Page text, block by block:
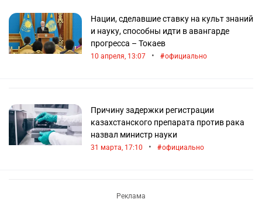
Нации, сделавшие ставку на культ знаний
и науку, способны идти в авангарде
прогресса – Токаев
10 апреля, 13:07 • официально
Причину задержки регистрации
казахстанского препарата против рака
назвал министр науки
31 марта, 17:10 • официально